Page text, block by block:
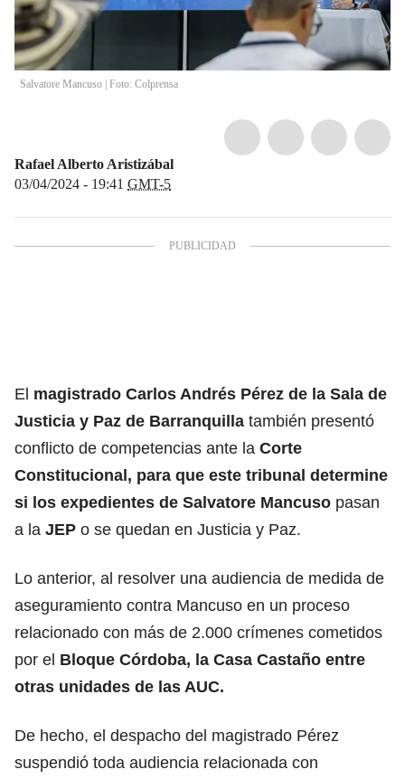
Salvatore Mancuso | Foto: Colprensa
Rafael Alberto Aristizábal
03/04/2024 - 19:41 GMT-5
El magistrado Carlos Andrés Pérez de la Sala de
Justicia y Paz de Barranquilla también presentó
conflicto de competencias ante la Corte
Constitucional, para que este tribunal determine
si los expedientes de Salvatore Mancuso pasan
a la JEP o se quedan en Justicia y Paz.
Lo anterior, al resolver una audiencia de medida de
aseguramiento contra Mancuso en un proceso
relacionado con más de 2.000 crímenes cometidos
por el Bloque Córdoba, la Casa Castaño entre
otras unidades de las AUC.
De hecho, el despacho del magistrado Pérez
suspendió toda audiencia relacionada con